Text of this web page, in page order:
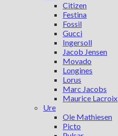
Citizen
Festina
Fossil
Gucci
Ingersoll
Jacob Jensen
Movado
Longines
Lorus
Marc Jacobs
Maurice Lacroix
Ure
Ole Mathiesen
Picto